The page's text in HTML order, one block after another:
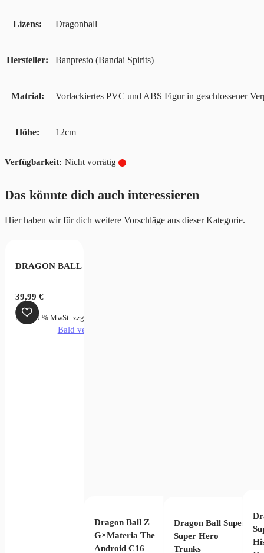
Lizens Dragonball
Hersteller Banpresto (Bandai Spirits)
Matrial Vorlackiertes PVC und ABS Figur in geschlossener
Höhe 12cm
Nicht vorrätig
Das könnte dich auch interessieren
Hier haben wir für dich weitere Vorschläge aus dieser Kategorie.
Sanji-Yukata
Versandkosten Produkt enthält: 17
DRAGON BALL GT SOLID EDGE WORKS SUPER SAIYAN
39,99€
inkl. 19 % MwSt. zzgl.
Bald verfügbar
Dragon Ball Z
G×Materia The
Android C16
Dragon Ball Super
Super Hero
Trunks